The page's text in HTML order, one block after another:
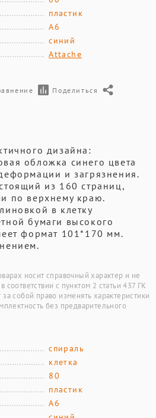
пластик
А6
синий
Attache
Поделиться
дизайна:
обложка синего цвета
и загрязнения.
из 160 страниц,
по верхнему краю.
в клетку
бумаги высокого
формат 101*170 мм.
носит справочный характер и не
с пунктом 2 статьи 437 ГК
собой право изменять характеристики
без предварительного
спираль
клетка
80
пластик
А6